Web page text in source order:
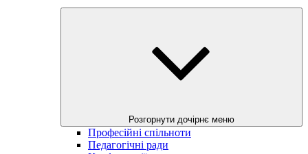
Розгорнути дочірнє меню
Професійні спільноти
Педагогічні ради